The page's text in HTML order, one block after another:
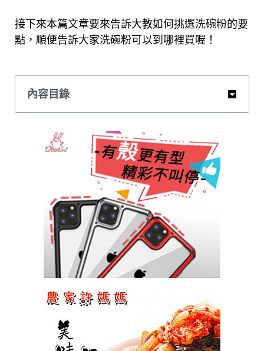
接下來本篇文章要來告訴大教如何挑選洗碗粉的要
點，順便告訴大家洗碗粉可以到哪裡買喔！
內容目錄